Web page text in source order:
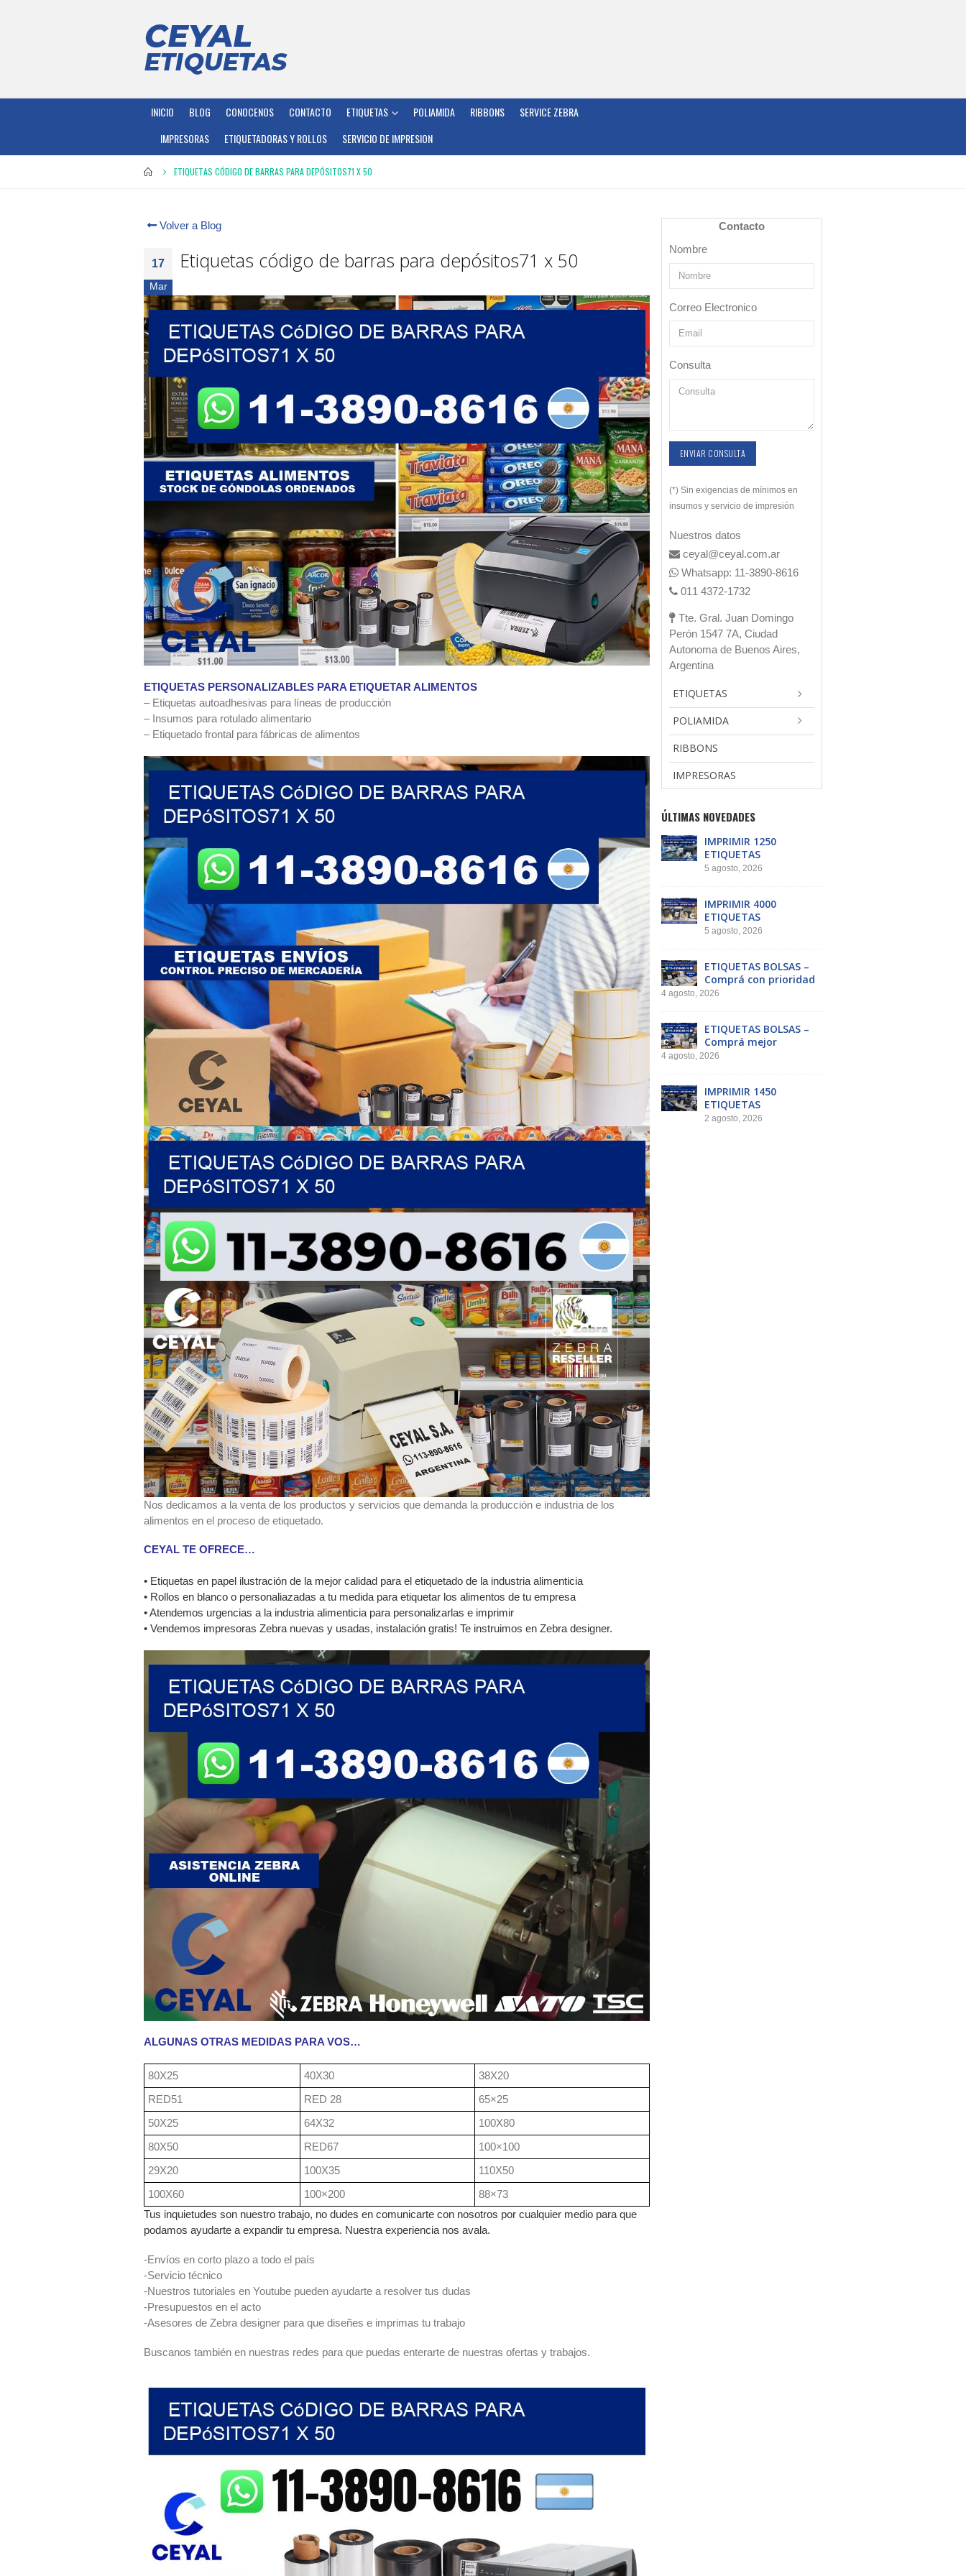
INICIO BLOG CONOCENOS CONTACTO ETIQUETAS POLIAMIDA RIBBONS
SERVICE ZEBRA
IMPRESORAS
ETIQUETADORAS Y ROLLOS SERVICIO DE IMPRESION
ETIQUETAS CÓDIGO DE BARRAS PARA DEPÓSITOS71 X 50
Volver a Blog
17
Mar
Etiquetas código de barras para depósitos71 x 50
ETIQUETAS PERSONALIZABLES PARA ETIQUETAR ALIMENTOS
– Etiquetas autoadhesivas para líneas de producción
– Insumos para rotulado alimentario
– Etiquetado frontal para fábricas de alimentos
Nos dedicamos a la venta de los productos y servicios que demanda la producción e industria de los
alimentos en el proceso de etiquetado.
CEYAL TE OFRECE…
• Etiquetas en papel ilustración de la mejor calidad para el etiquetado de la industria alimenticia
• Rollos en blanco o personaliazadas a tu medida para etiquetar los alimentos de tu empresa
• Atendemos urgencias a la industria alimenticia para personalizarlas e imprimir
• Vendemos impresoras Zebra nuevas y usadas, instalación gratis! Te instruimos en Zebra designer.
ALGUNAS OTRAS MEDIDAS PARA VOS…
80X25 40X30
38X20
RED51
RED 28
65×25
50X25
64X32
100X80
80X50
RED67
100×100
29X20
100X35
110X50
100X60
100×200
88×73
Tus inquietudes son nuestro trabajo, no dudes en comunicarte con nosotros por cualquier medio para que
podamos ayudarte a expandir tu empresa. Nuestra experiencia nos avala.
-Envíos en corto plazo a todo el país
-Servicio técnico
-Nuestros tutoriales en Youtube pueden ayudarte a resolver tus dudas
-Presupuestos en el acto
-Asesores de Zebra designer para que diseñes e imprimas tu trabajo
Buscanos también en nuestras redes para que puedas enterarte de nuestras ofertas y trabajos.
Contacto
Nombre
Correo Electronico
Consulta
ENVIAR CONSULTA
(*) Sin exigencias de mínimos en
insumos y servicio de impresión
Nuestros datos
ceyal@ceyal.com.ar
Whatsapp: 11-3890-8616
011 4372-1732
Tte. Gral. Juan Domingo
Perón 1547 7A, Ciudad
Autonoma de Buenos Aires,
Argentina
ETIQUETAS
POLIAMIDA
RIBBONS
IMPRESORAS
ÚLTIMAS NOVEDADES
IMPRIMIR 1250
ETIQUETAS
5 agosto, 2026
IMPRIMIR 4000
ETIQUETAS
5 agosto, 2026
ETIQUETAS BOLSAS –
Comprá con prioridad
4 agosto, 2026
ETIQUETAS BOLSAS –
Comprá mejor
4 agosto, 2026
IMPRIMIR 1450
ETIQUETAS
2 agosto, 2026